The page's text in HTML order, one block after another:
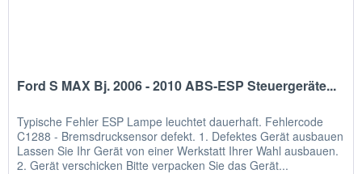
Ford S MAX Bj. 2006 - 2010 ABS-ESP Steuergeräte...
Typische Fehler ESP Lampe leuchtet dauerhaft. Fehlercode
C1288 - Bremsdrucksensor defekt. 1. Defektes Gerät ausbauen
Lassen Sie Ihr Gerät von einer Werkstatt Ihrer Wahl ausbauen.
2. Gerät verschicken Bitte verpacken Sie das Gerät...